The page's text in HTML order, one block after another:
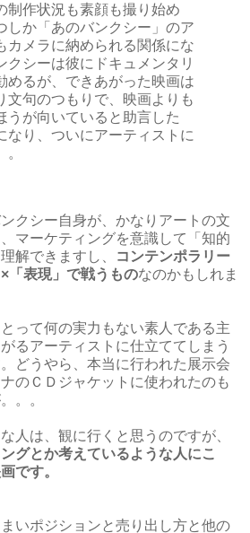
制作状況も素顔も撮り始め
しか「あのバンクシー」のア
カメラに納められる関係にな
クシーは彼にドキュメンタリ
めるが、できあがった映画は
文句のつもりで、映画よりも
うが向いていると助言した
なり、ついにアーティストに
クシー自身が、かなりアートの文
マーケティングを意識して「知的
解できますし、
コンテンポラリー
「表現」で戦うものなのかもしれま
って何の実力もない素人である主
るアーティストに仕立ててしまう
どうやら、本当に行われた展示会
のＣＤジャケットに使われたのも
。。
人は、観に行くと思うのですが、
グとか考えているような人にこ
です。
いポジションと売り出し方と他の